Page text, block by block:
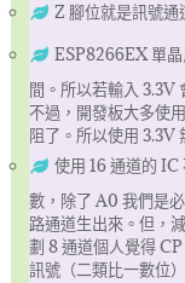
Z 腳位就是訊號通
ESP8266EX 單
間。所以若輸入 3.3V
不過，開發板大多使
阻了。所以使用 3.3V
使用 16 通道的
數，除了 A0 我們是
路通道生出來。但，
劃 8 通道個人覺得
訊號（二類比一數位